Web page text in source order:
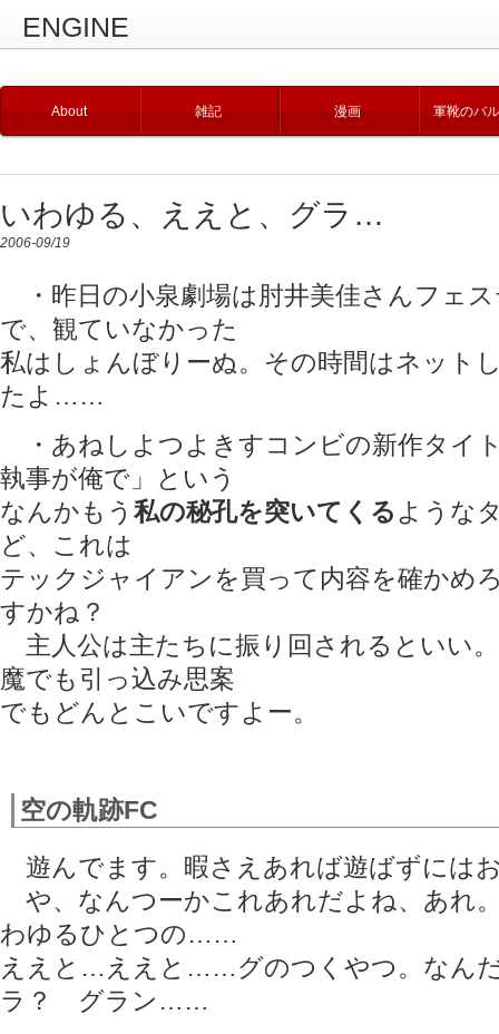
ENGINE
About 雑記 漫画 軍靴のバ
いわゆる、ええと、グラ…
2006-09/19
・昨日の小泉劇場は肘井美佳さんフェ
で、観ていなかった
私はしょんぼりーぬ。その時間はネット
たよ……
・あねしよつよきすコンビの新作タイ
執事が俺で」という
なんかもう 私の秘孔を突いてくる ような
ど、これは
テックジャイアンを買って内容を確かめ
すかね？
主人公は主たちに振り回されるといい
魔でも引っ込み思案
でもどんとこいですよー。
空の軌跡FC
遊んでます。暇さえあれば遊ばずには
や、なんつーかこれあれだよね、あれ
わゆるひとつの……
ええと…ええと……グのつくやつ。なん
ラ？ グラン……